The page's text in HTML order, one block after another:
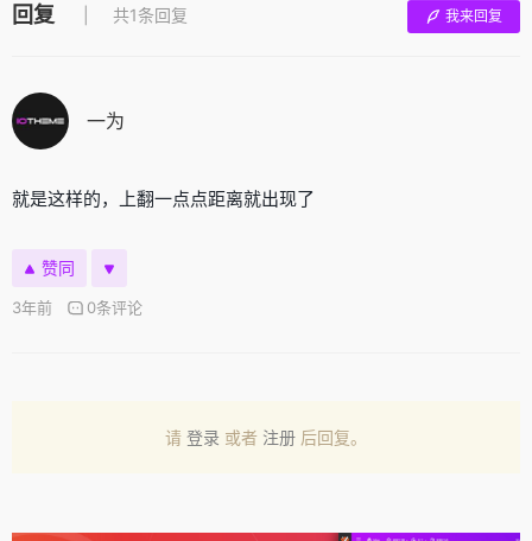
回复 共1条回复 我来回复
一为
就是这样的，上翻一点点距离就出现了
赞同
3年前 0条评论
请 登录 或者 注册 后回复。